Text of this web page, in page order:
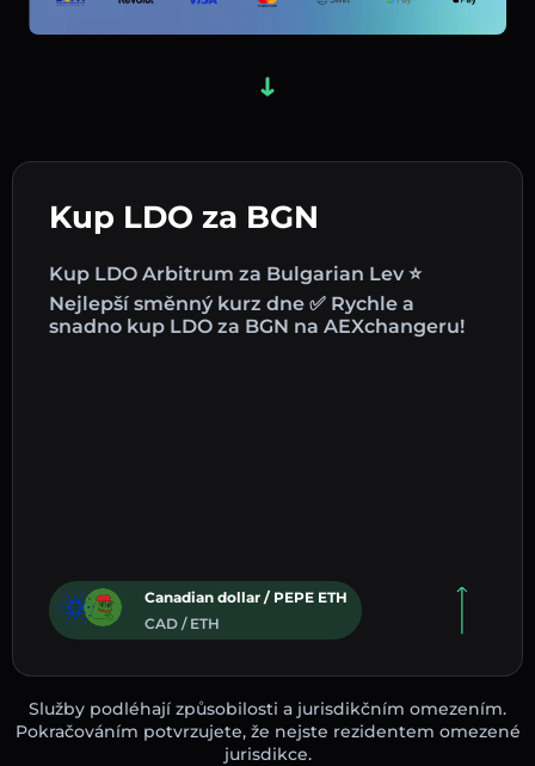
Kup LDO za BGN
Kup LDO Arbitrum za Bulgarian Lev ⭐
Nejlepší směnný kurz dne ✅ Rychle a
snadno kup LDO za BGN na AEXchangeru!
Canadian dollar / PEPE ETH
CAD / ETH
Služby podléhají způsobilosti a jurisdikčním omezením.
Pokračováním potvrzujete, že nejste rezidentem omezené
jurisdikce.